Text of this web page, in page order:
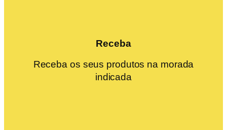
Receba
Receba os seus produtos na morada
indicada